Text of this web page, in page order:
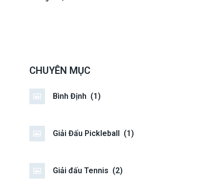
CHUYÊN MỤC
Bình Định (1)
Giải Đấu Pickleball (1)
Giải đấu Tennis (2)